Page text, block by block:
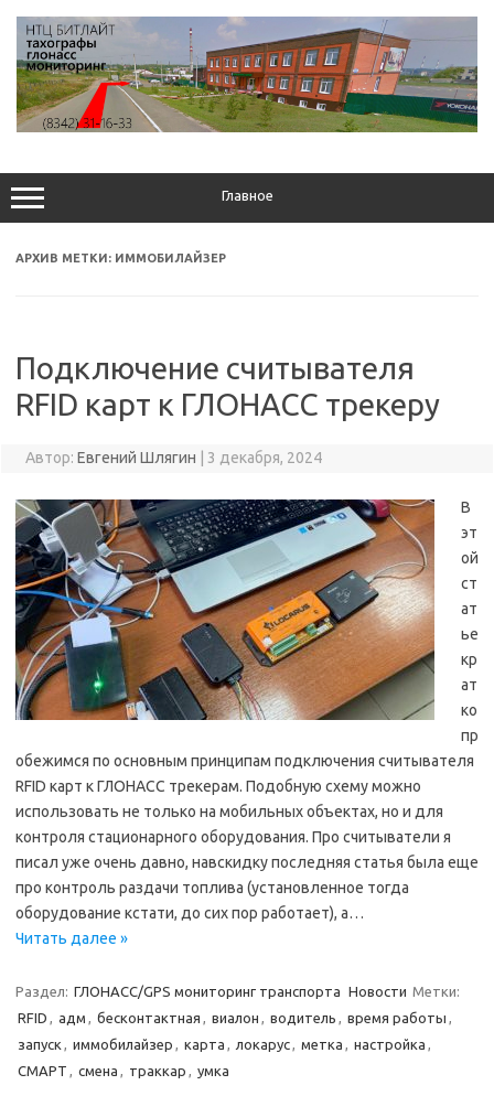
содержимому
Главное
АРХИВ МЕТКИ: ИММОБИЛАЙЗЕР
Подключение считывателя
RFID карт к ГЛОНАСС трекеру
Автор: Евгений Шлягин 3 декабря, 2024
В
эт
ой
ст
ат
ье
кр
ат
ко
пр
обежимся по основным принципам подключения считывателя
RFID карт к ГЛОНАСС трекерам. Подобную схему можно
использовать не только на мобильных объектах, но и для
контроля стационарного оборудования. Про считыватели я
писал уже очень давно, навскидку последняя статья была еще
про контроль раздачи топлива (установленное тогда
оборудование кстати, до сих пор работает), а…
Читать далее »
Раздел: ГЛОНАСС/GPS мониторинг транспорта Новости Метки:
RFID , адм , бесконтактная , виалон , водитель , время работы ,
запуск , иммобилайзер , карта , локарус, метка , настройка ,
СМАРТ , смена , траккар , умка